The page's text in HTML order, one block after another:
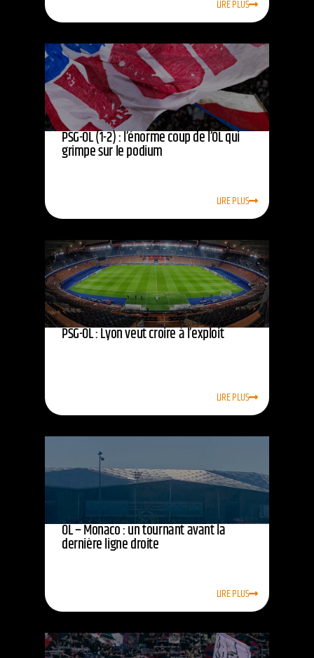
LIRE PLUS
PSG-OL (1-2) : l’énorme coup de l’OL qui
grimpe sur le podium
LIRE PLUS
PSG-OL : Lyon veut croire à l’exploit
LIRE PLUS
OL – Monaco : un tournant avant la
dernière ligne droite
LIRE PLUS